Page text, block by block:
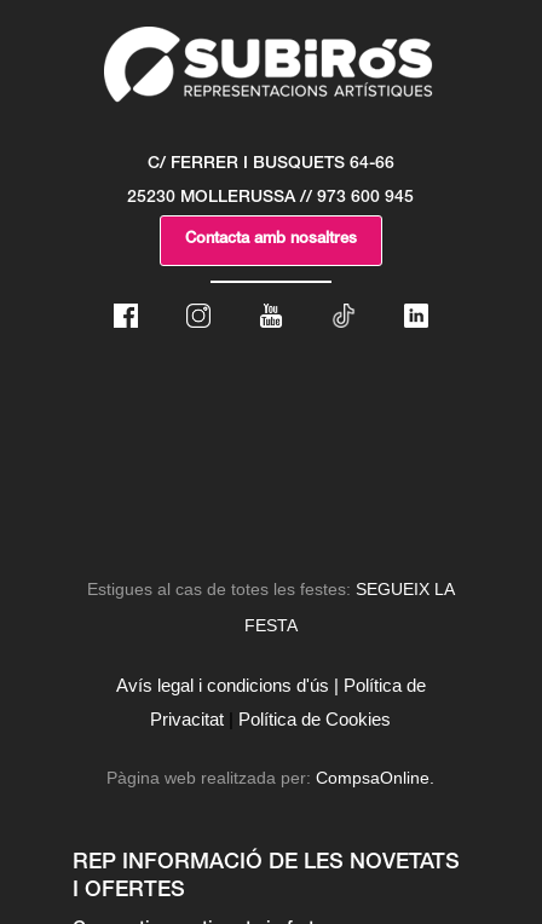
C/ FERRER I BUSQUETS 64-66
25230 MOLLERUSSA // 973 600 945
Contacta amb nosaltres
Estigues al cas de totes les festes: SEGUEIX LA
FESTA
Avís legal i condicions d'ús | Política de
Privacitat | Política de Cookies
Pàgina web realitzada per:CompsaOnline.
REP INFORMACIÓ DE LES NOVETATS
I OFERTES